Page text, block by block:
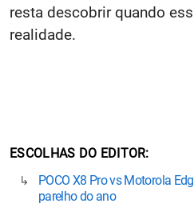
resta descobrir quando
realidade.
ESCOLHAS DO EDITOR
POCO X8 Pro vs Motorola
parelho do ano